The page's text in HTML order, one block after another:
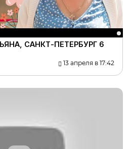
САНКТ-ПЕТЕРБУРГ 6
13 апреля в 17:42